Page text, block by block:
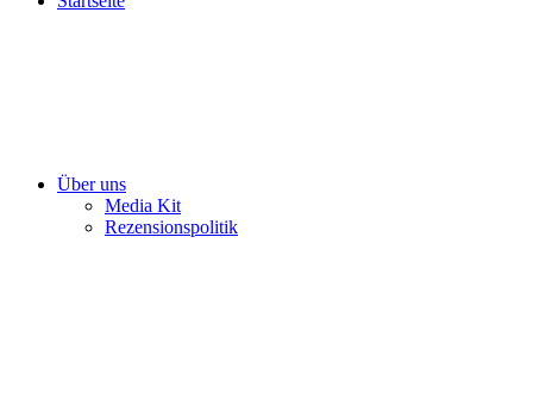
Über uns
Media Kit
Rezensionspolitik